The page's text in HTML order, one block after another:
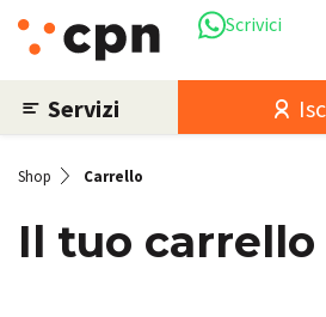
Scrivici
Servizi
Shop Carrello
Il tuo carrello